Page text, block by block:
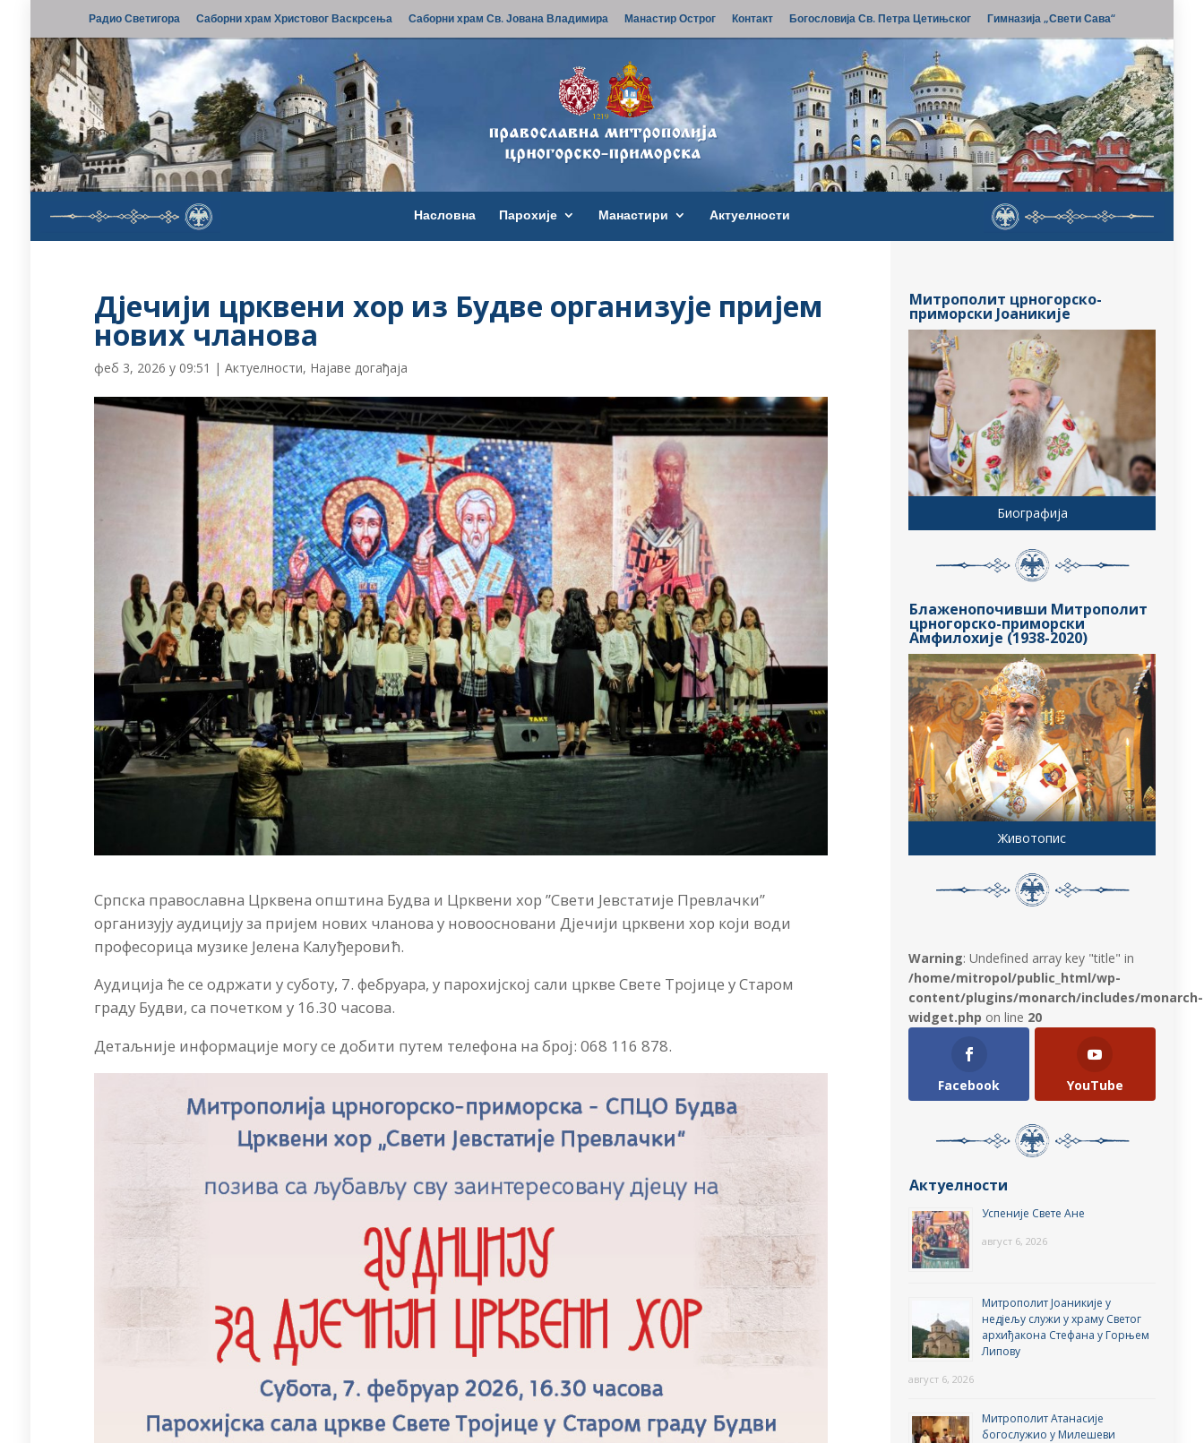
Радио Светигора Саборни храм Христовог Васкрсења Саборни храм Св. Јована Владимира Манастир Острог Контакт Богословија Св. Петра Цетињског Гимназија „Свети Сава“
Насловна Парохије Манастири Актуелности
Дјечији црквени хор из Будве организује пријем
нових чланова
феб 3, 2026 у 09:51 |Актуелности, Најаве догађаја
Српска православна Црквена општина Будва и Црквени хор ”Свети Јевстатије Превлачки”
организују аудицију за пријем нових чланова у новоосновани Дјечији црквени хор који води
професорица музике Јелена Калуђеровић.
Аудиција ће се одржати у суботу, 7. фебруара, у парохијској сали цркве Свете Тројице у Старом
граду Будви, са почетком у 16.30 часова.
Детаљније информације могу се добити путем телефона на број: 068 116 878.
Митрополит црногорско-
приморски Јоаникије
Биографија
Блаженопочивши Митрополит
црногорско-приморски
Амфилохије (1938-2020)
Животопис
Warning: Undefined array key "title" in
/home/mitropol/public_html/wp-
content/plugins/monarch/includes/monarch-
widget.php on line 20
Facebook YouTube
Актуелности
Успеније Свете Ане
август 6, 2026
Митрополит Јоаникије у
недјељу служи у храму Светог
архиђакона Стефана у Горњем
Липову
август 6, 2026
Митрополит Атанасије
богослужио у Милешеви